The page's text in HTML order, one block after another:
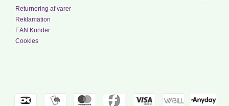
Returnering af varer
Reklamation
EAN Kunder
Cookies